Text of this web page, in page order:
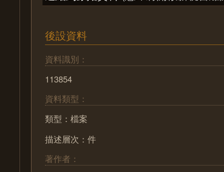
後設資料
資料識別：
113854
資料類型：
類型：檔案
描述層次：件
著作者：